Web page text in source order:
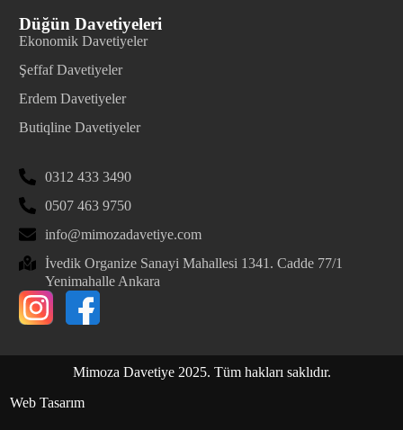
Düğün Davetiyeleri
Ekonomik Davetiyeler
Şeffaf Davetiyeler
Erdem Davetiyeler
Butiqline Davetiyeler
0312 433 3490
0507 463 9750
info@mimozadavetiye.com
İvedik Organize Sanayi Mahallesi 1341. Cadde 77/1
Yenimahalle Ankara
Mimoza Davetiye 2025. Tüm hakları saklıdır.
Web Tasarım